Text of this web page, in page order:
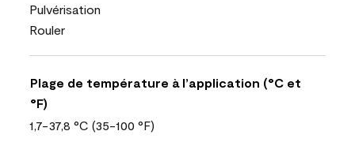
Pulvérisation
Rouler
Plage de température à l’application (°C et
°F)
1,7-37,8 °C (35-100 °F)